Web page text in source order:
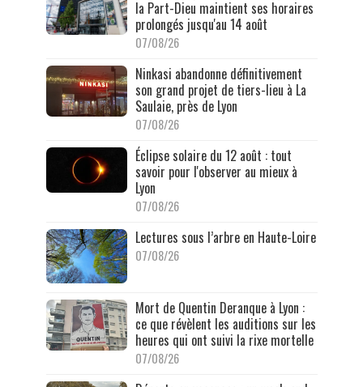
la Part-Dieu maintient ses horaires
prolongés jusqu'au 14 août
07/08/26
Ninkasi abandonne définitivement
son grand projet de tiers-lieu à La
Saulaie, près de Lyon
07/08/26
Éclipse solaire du 12 août : tout
savoir pour l'observer au mieux à
Lyon
07/08/26
Lectures sous l’arbre en Haute-Loire
07/08/26
Mort de Quentin Deranque à Lyon :
ce que révèlent les auditions sur les
heures qui ont suivi la rixe mortelle
07/08/26